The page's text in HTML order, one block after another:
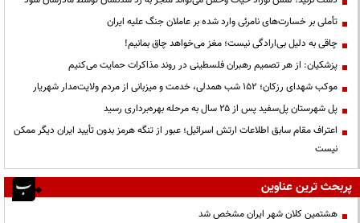
تأملی بر خسارت‌های نامرئی وارد شده بر عاملان جنگ علیه ایران
چاقی به دلیل بی‌ارادگی نیست؛ مغز می‌خواهد چاق بمانیم!
پزشکیان: از هر تصمیم رهبران فلسطینی در روند مذاکرات حمایت می‌کنیم
موکب شهدای رزکان؛ ۱۵۲ شب همدلی، خدمت و میزبانی از مردم ولایت‌مدار شهریار
پل شهرستان پل‌سفید پس از ۲۵ سال به مرحله بهره‌برداری رسید
اعتراف مقام سابق اطلاعات ارتش اسرائیل؛ عبور از تنگه هرمز بدون تأیید ایران دیگر ممکن
نیست
پربحث ترین عناوین
هشتمین کلان شهر ایران مشخص شد